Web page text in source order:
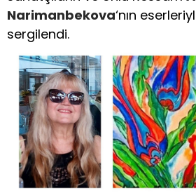
Narimanbekova‘nın
sergilendi.